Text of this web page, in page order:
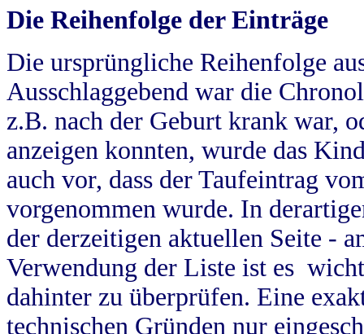
Die Reihenfolge der Einträge
Die ursprüngliche Reihenfolge
Ausschlaggebend war die
z.B. nach der Geburt krank war,
anzeigen konnten, wurde das
auch vor, dass der Taufeintrag
vorgenommen wurde. In
der derzeitigen aktuellen Seite -
Verwendung der Liste ist es
dahinter zu überprüfen. Eine
technischen Gründen nur